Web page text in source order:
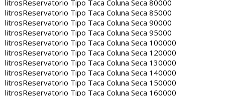
litrosReservatorio Tipo Taca Coluna Seca 80000
litrosReservatorio Tipo Taca Coluna Seca 85000
litrosReservatorio Tipo Taca Coluna Seca 90000
litrosReservatorio Tipo Taca Coluna Seca 95000
litrosReservatorio Tipo Taca Coluna Seca 100000
litrosReservatorio Tipo Taca Coluna Seca 120000
litrosReservatorio Tipo Taca Coluna Seca 130000
litrosReservatorio Tipo Taca Coluna Seca 140000
litrosReservatorio Tipo Taca Coluna Seca 150000
litrosReservatorio Tipo Taca Coluna Seca 160000